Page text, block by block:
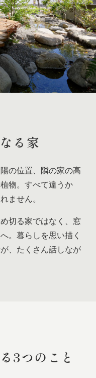
る家
の位置、隣の家の高
物。すべて違うか
ません。
切る家ではなく、窓
。暮らしを思い描く
、たくさん話しなが
3つの こと